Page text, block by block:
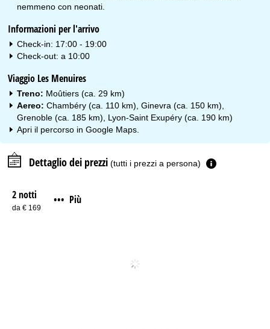
nemmeno con neonati.
Informazioni per l'arrivo
Check-in: 17:00 - 19:00
Check-out: a 10:00
Viaggio Les Menuires
Treno: Moûtiers (ca. 29 km)
Aereo:Chambéry (ca. 110 km), Ginevra (ca. 150 km),
Grenoble (ca. 185 km), Lyon-Saint Exupéry (ca. 190 km)
Apri il percorso inGoogle Maps
Dettaglio dei prezzi (tutti i prezzi a persona)
2 notti
da € 169
••• Più